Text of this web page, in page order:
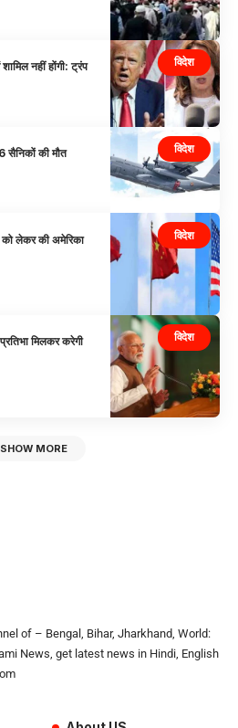
विदेश
नहीं होंगी: ट्रंप
विदेश
सैनिकों की मौत
विदेश
को लेकर की अमेरिका
विदेश
मिलकर करेगी
SHOW MORE
of – Bengal, Bihar, Jharkhand, World:
News, get latest news in Hindi, English